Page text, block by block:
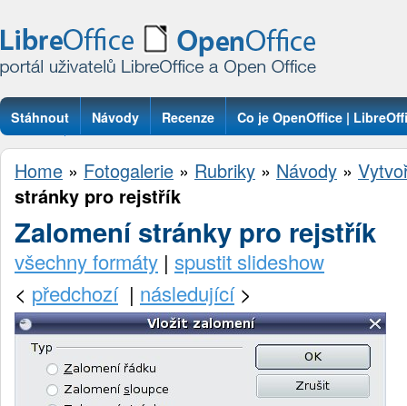
Stáhnout Návody Recenze Co je OpenOffice |
Otázky
Home » Fotogalerie » Rubriky » Návody »
stránky pro rejstřík
Zalomení stránky pro rejstřík
všechny formáty | spustit slideshow
< předchozí| následující>